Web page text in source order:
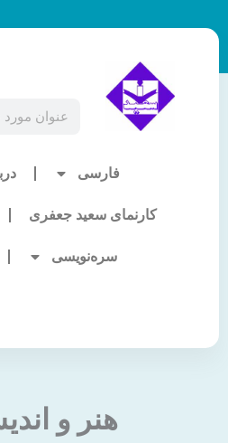
به
فارسی
کارنمای سعید جعفری
سره‌نویسی
هنر و